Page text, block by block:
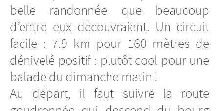
belle randonnée que beaucoup
d’entre eux découvraient. Un circuit
facile : 7.9 km pour 160 mètres de
dénivelé positif : plutôt cool pour une
balade du dimanche matin !
Au départ, il faut suivre la route